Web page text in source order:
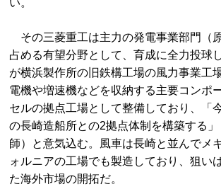
い。
その三菱重工は主力の発電事業部門（
占める有望分野として、育成に全力投球
が横浜製作所の旧鉄構工場の風力事業工
電機や増速機などを収納する主要コンポ
セルの拠点工場として整備しており、「
の長崎造船所との2拠点体制を構築する
師）と意気込む。風車は長崎と並んでメ
ォルニアの工場でも製造しており、狙い
た海外市場の開拓だ。